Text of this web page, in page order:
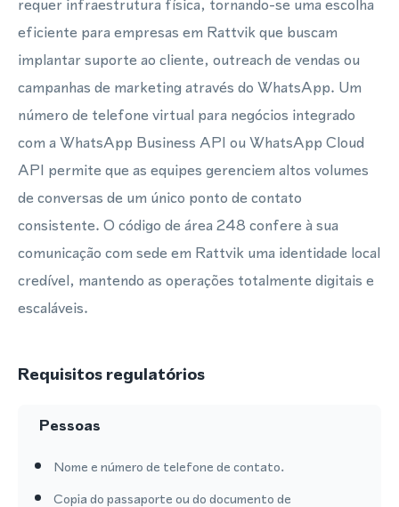
requer infraestrutura física, tornando-se uma escolha
eficiente para empresas em Rattvik que buscam
implantar suporte ao cliente, outreach de vendas ou
campanhas de marketing através do WhatsApp. Um
número de telefone virtual para negócios integrado
com a WhatsApp Business API ou WhatsApp Cloud
API permite que as equipes gerenciem altos volumes
de conversas de um único ponto de contato
consistente. O código de área 248 confere à sua
comunicação com sede em Rattvik uma identidade local
credível, mantendo as operações totalmente digitais e
escaláveis.
Requisitos regulatórios
Pessoas
Nome e número de telefone de contato.
Copia do passaporte ou do documento de